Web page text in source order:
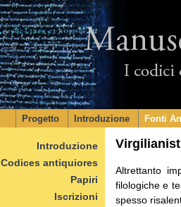
Progetto Introduzione Fonti
Altrettanto
filologiche e
spesso
Introduzione
Codices antiquiores
Papiri
Iscrizioni